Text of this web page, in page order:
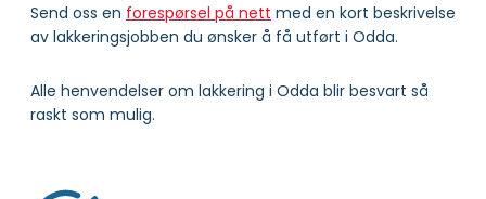
Send oss en forespørsel på nett med en kort beskrivelse
av lakkeringsjobben du ønsker å få utført i Odda.
Alle henvendelser om lakkering i Odda blir besvart så
raskt som mulig.